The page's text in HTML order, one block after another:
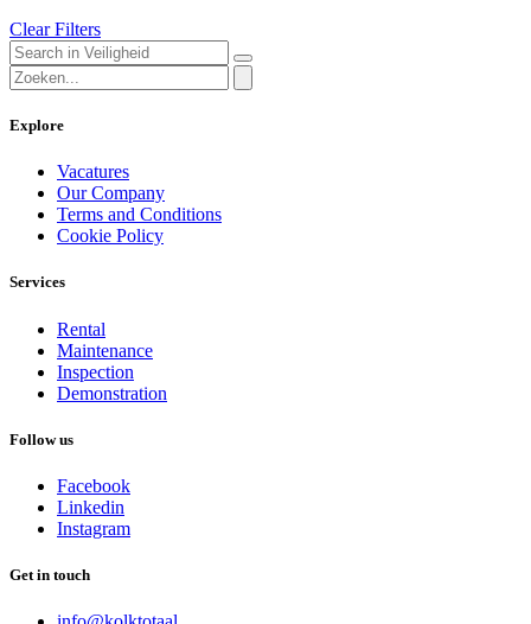
Clear Filters
Explore
Vacatures
Our Company
Terms and Conditions
Cookie Policy
Services
Rental
Maintenance
Inspection
Demonstration
Follow us
Facebook
Linkedin
Instagram
Get in touch